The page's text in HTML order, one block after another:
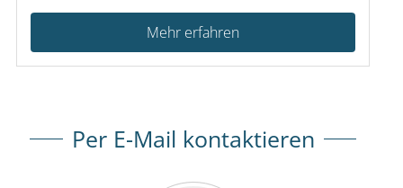
Mehr erfahren
Per E-Mail kontaktieren